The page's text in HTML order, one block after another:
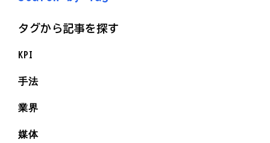
タグから記事を探す
KPI
手法
業界
媒体